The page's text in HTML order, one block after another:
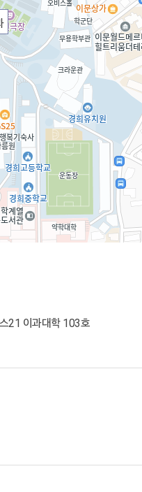
21 이과대학 103호